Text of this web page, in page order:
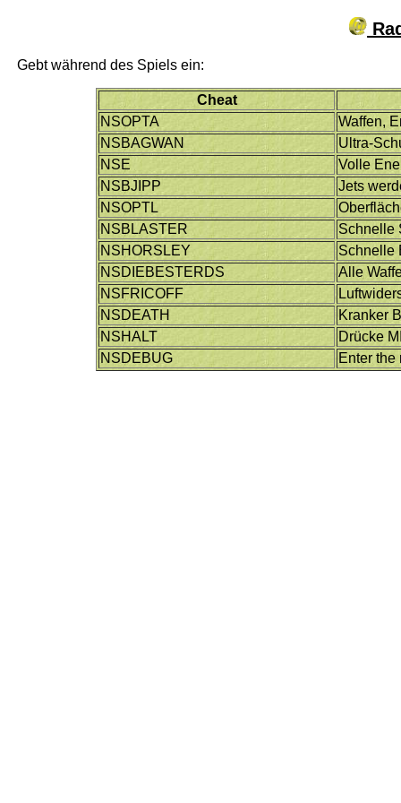
Gebt während des Spiels ein:
Cheat
NSOPTA
Waffen,
NSBAGWAN
Ultra-
NSE
Volle
NSBJIPP
Jets
NSOPTL
NSBLASTER
Schnelle
NSHORSLEY
Schnelle
NSDIEBESTERDS
Alle
NSFRICOFF
NSDEATH
Kranker
NSHALT
Drücke
NSDEBUG
Enter the